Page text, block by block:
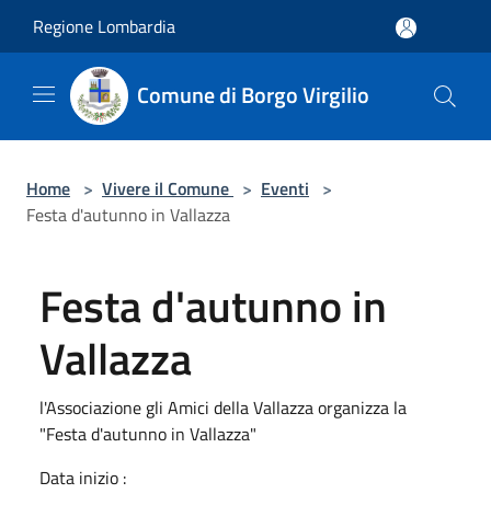
Regione Lombardia
Comune di Borgo Virgilio
Home > Vivere il Comune > Eventi >
Festa d'autunno in Vallazza
Festa d'autunno in
Vallazza
l'Associazione gli Amici della Vallazza organizza la
"Festa d'autunno in Vallazza"
Data inizio :